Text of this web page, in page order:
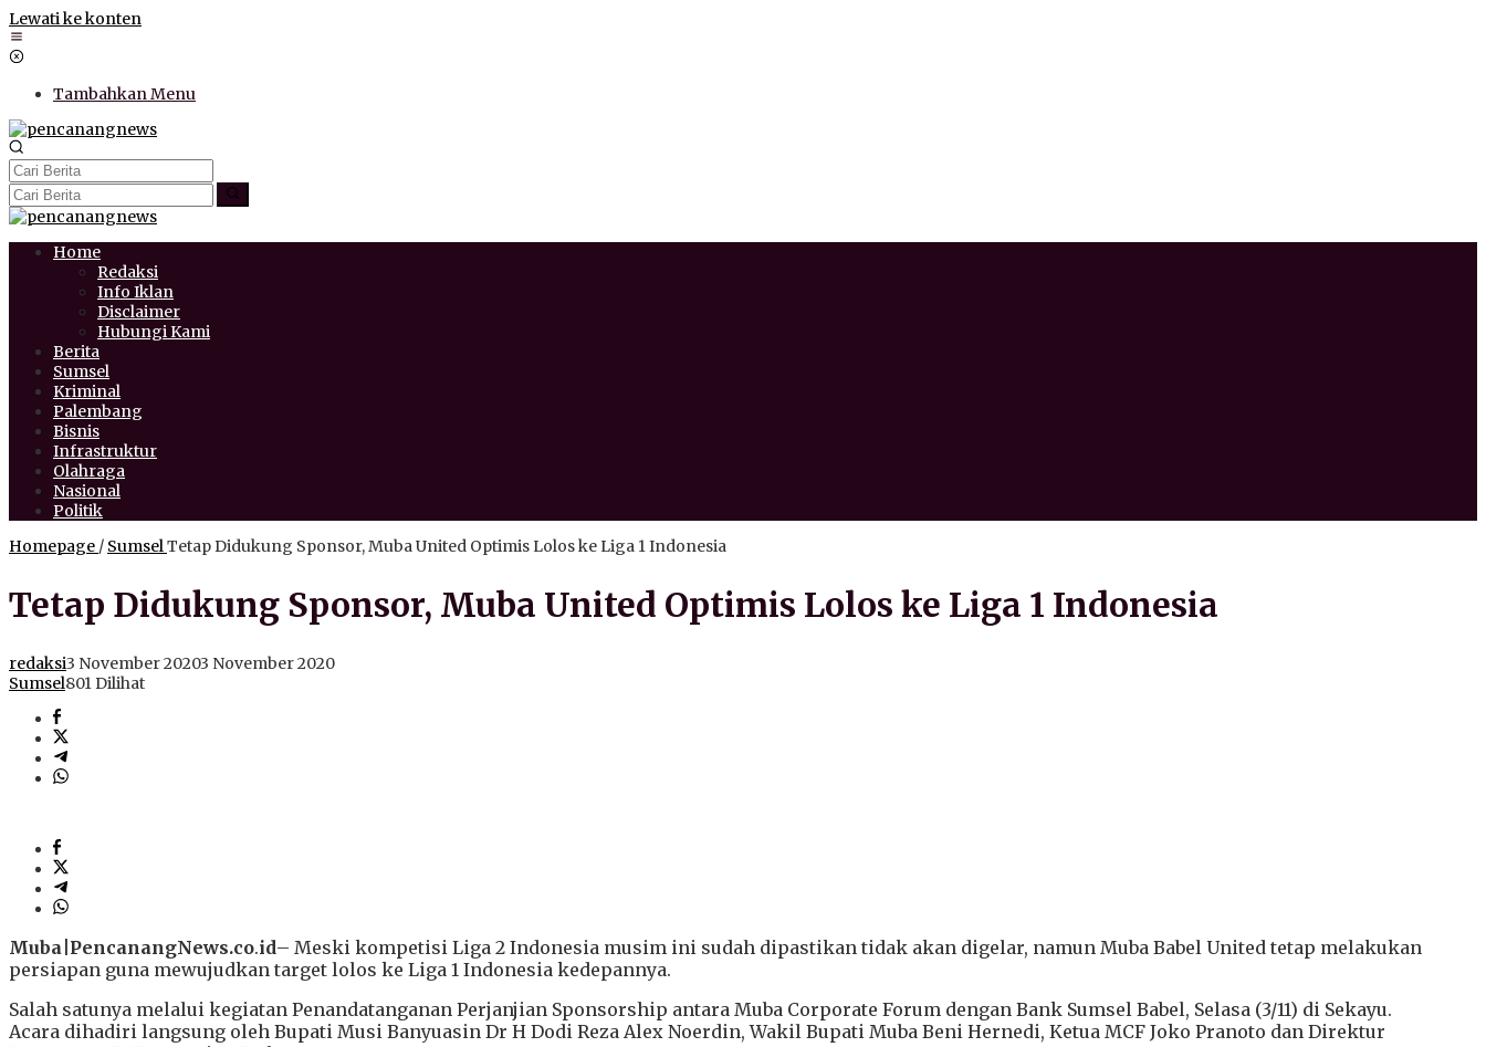
Lewati ke konten
Tambahkan Menu
Home
Redaksi
Info Iklan
Disclaimer
Hubungi Kami
Berita
Sumsel
Kriminal
Palembang
Bisnis
Infrastruktur
Olahraga
Nasional
Politik
Homepage / SumselTetap Didukung Sponsor, Muba United Optimis Lolos ke Liga 1 Indonesia
Tetap Didukung Sponsor, Muba United Optimis Lolos ke Liga 1 Indonesia
redaksi3 November 20203 November 2020
Sumsel801 Dilihat
Muba|PencanangNews.co.id– Meski kompetisi Liga 2 Indonesia musim ini sudah dipastikan tidak akan digelar, namun Muba Babel United tetap melakukan
persiapan guna mewujudkan target lolos ke Liga 1 Indonesia kedepannya.
Salah satunya melalui kegiatan Penandatanganan Perjanjian Sponsorship antara Muba Corporate Forum dengan Bank Sumsel Babel, Selasa (3/11) di Sekayu.
Acara dihadiri langsung oleh Bupati Musi Banyuasin Dr H Dodi Reza Alex Noerdin, Wakil Bupati Muba Beni Hernedi, Ketua MCF Joko Pranoto dan Direktur